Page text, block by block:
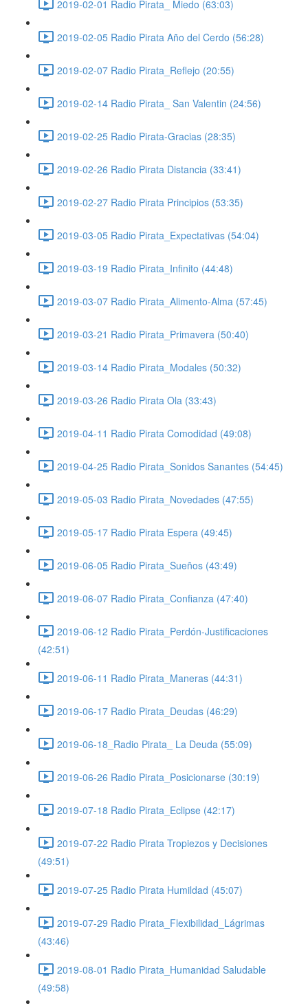
2019-02-01 Radio Pirata_ Miedo (63:03)
2019-02-05 Radio Pirata Año del Cerdo (56:28)
2019-02-07 Radio Pirata_Reflejo (20:55)
2019-02-14 Radio Pirata_ San Valentin (24:56)
2019-02-25 Radio Pirata-Gracias (28:35)
2019-02-26 Radio Pirata Distancia (33:41)
2019-02-27 Radio Pirata Principios (53:35)
2019-03-05 Radio Pirata_Expectativas (54:04)
2019-03-19 Radio Pirata_Infinito (44:48)
2019-03-07 Radio Pirata_Alimento-Alma (57:45)
2019-03-21 Radio Pirata_Primavera (50:40)
2019-03-14 Radio Pirata_Modales (50:32)
2019-03-26 Radio Pirata Ola (33:43)
2019-04-11 Radio Pirata Comodidad (49:08)
2019-04-25 Radio Pirata_Sonidos Sanantes (54:45)
2019-05-03 Radio Pirata_Novedades (47:55)
2019-05-17 Radio Pirata Espera (49:45)
2019-06-05 Radio Pirata_Sueños (43:49)
2019-06-07 Radio Pirata_Confianza (47:40)
2019-06-12 Radio Pirata_Perdón-Justificaciones
(42:51)
2019-06-11 Radio Pirata_Maneras (44:31)
2019-06-17 Radio Pirata_Deudas (46:29)
2019-06-18_Radio Pirata_ La Deuda (55:09)
2019-06-26 Radio Pirata_Posicionarse (30:19)
2019-07-18 Radio Pirata_Eclipse (42:17)
2019-07-22 Radio Pirata Tropiezos y Decisiones
(49:51)
2019-07-25 Radio Pirata Humildad (45:07)
2019-07-29 Radio Pirata_Flexibilidad_Lágrimas
(43:46)
2019-08-01 Radio Pirata_Humanidad Saludable
(49:58)